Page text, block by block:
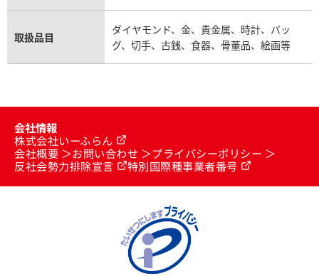
取扱品目
ダイヤモンド、金、貴金属、時計、バッ
グ、切手、古銭、食器、骨董品、絵画等
会社情報
株式会社いーふらん
会社概要
お問い合わせ
プライバシーポリシー
反社会勢力排除宣言
特別国際種事業者番号